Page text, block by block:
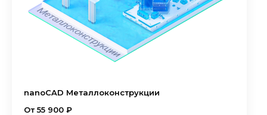
nanoCAD Металлоконструкции
От 55 900 ₽